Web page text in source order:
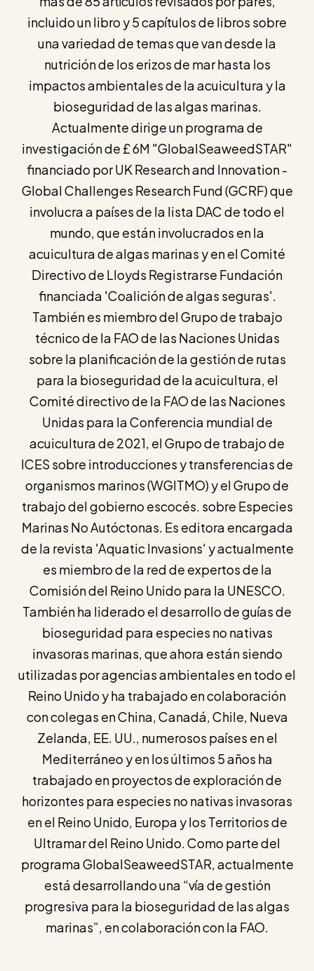
incluido un libro y 5 capítulos de libros sobre
una variedad de temas que van desde la
nutrición de los erizos de mar hasta los
impactos ambientales de la acuicultura y la
bioseguridad de las algas marinas.
Actualmente dirige un programa de
investigación de £ 6M "GlobalSeaweedSTAR"
financiado por UK Research and Innovation -
Global Challenges Research Fund (GCRF) que
involucra a países de la lista DAC de todo el
mundo, que están involucrados en la
acuicultura de algas marinas y en el Comité
Directivo de Lloyds Registrarse Fundación
financiada 'Coalición de algas seguras'.
También es miembro del Grupo de trabajo
técnico de la FAO de las Naciones Unidas
sobre la planificación de la gestión de rutas
para la bioseguridad de la acuicultura, el
Comité directivo de la FAO de las Naciones
Unidas para la Conferencia mundial de
acuicultura de 2021, el Grupo de trabajo de
ICES sobre introducciones y transferencias de
organismos marinos (WGITMO) y el Grupo de
trabajo del gobierno escocés. sobre Especies
Marinas No Autóctonas. Es editora encargada
de la revista 'Aquatic Invasions' y actualmente
es miembro de la red de expertos de la
Comisión del Reino Unido para la UNESCO.
También ha liderado el desarrollo de guías de
bioseguridad para especies no nativas
invasoras marinas, que ahora están siendo
utilizadas por agencias ambientales en todo el
Reino Unido y ha trabajado en colaboración
con colegas en China, Canadá, Chile, Nueva
Zelanda, EE. UU., numerosos países en el
Mediterráneo y en los últimos 5 años ha
trabajado en proyectos de exploración de
horizontes para especies no nativas invasoras
en el Reino Unido, Europa y los Territorios de
Ultramar del Reino Unido. Como parte del
programa GlobalSeaweedSTAR, actualmente
está desarrollando una “vía de gestión
progresiva para la bioseguridad de las algas
marinas”, en colaboración con la FAO.